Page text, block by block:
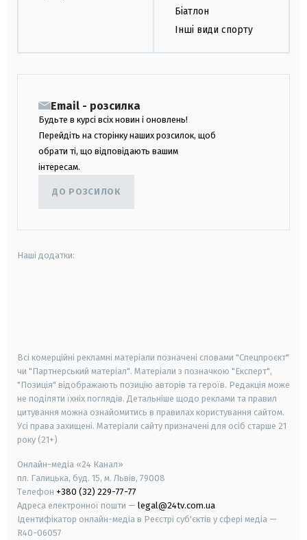
Біатлон
Інші види спорту
Email - розсилка
Будьте в курсі всіх новин і оновлень!
Перейдіть на сторінку наших розсилок, щоб
обрати ті, що відповідають вашим
інтересам.
ДО РОЗСИЛОК
Наші додатки:
Всі комерційні рекламні матеріали позначені словами "Спецпроєкт"
чи "Партнерський матеріал". Матеріали з позначкою "Експерт",
"Позиція" відображають позицію авторів та героїв. Редакція може
не поділяти їхніх поглядів. Детальніше щодо реклами та правил
цитування можна ознайомитись в правилах користування сайтом.
Усі права захищені. Матеріали сайту призначені для осіб старше 21
року (21+)
Онлайн-медіа «24 Канал»
пл. Галицька, буд. 15, м. Львів, 79008
Телефон +380 (32) 229-77-77
Адреса електронної пошти — legal@24tv.com.ua
Ідентифікатор онлайн-медіа в Реєстрі суб'єктів у сфері медіа —
R40-06057